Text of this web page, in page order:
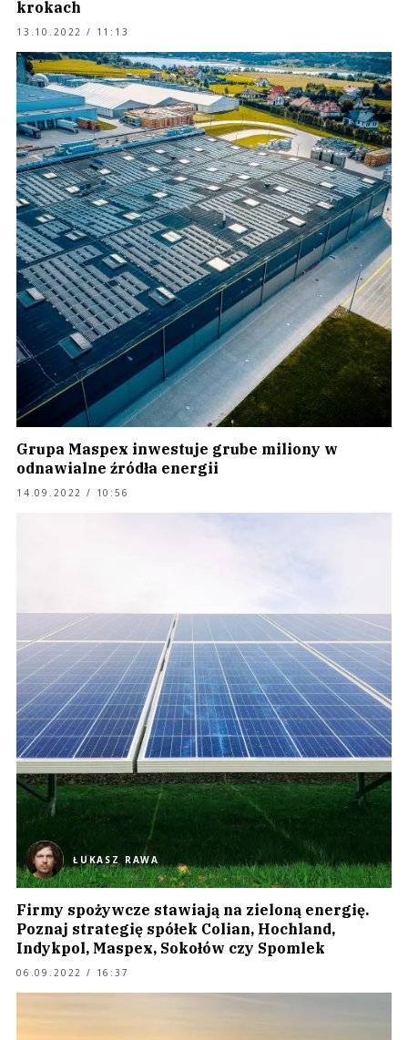
krokach
13.10.2022 / 11:13
Grupa Maspex inwestuje grube miliony w
odnawialne źródła energii
14.09.2022 / 10:56
ŁUKASZ RAWA
Firmy spożywcze stawiają na zieloną energię.
Poznaj strategię spółek Colian, Hochland,
Indykpol, Maspex, Sokołów czy Spomlek
06.09.2022 / 16:37